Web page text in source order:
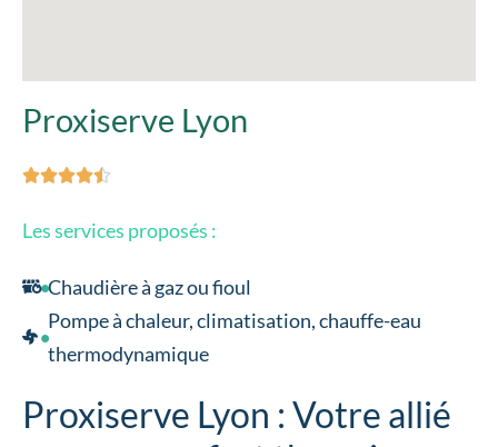
Proxiserve Lyon

Les services proposés :
Chaudière à gaz ou fioul
Pompe à chaleur, climatisation, chauffe-eau
thermodynamique
Proxiserve Lyon : Votre allié